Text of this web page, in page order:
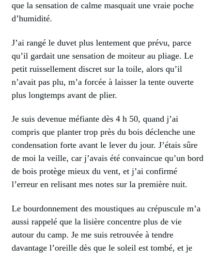
que la sensation de calme masquait une vraie poche
d’humidité.
J’ai rangé le duvet plus lentement que prévu, parce
qu’il gardait une sensation de moiteur au pliage. Le
petit ruissellement discret sur la toile, alors qu’il
n’avait pas plu, m’a forcée à laisser la tente ouverte
plus longtemps avant de plier.
Je suis devenue méfiante dès 4 h 50, quand j’ai
compris que planter trop près du bois déclenche une
condensation forte avant le lever du jour. J’étais sûre
de moi la veille, car j’avais été convaincue qu’un bord
de bois protège mieux du vent, et j’ai confirmé
l’erreur en relisant mes notes sur la première nuit.
Le bourdonnement des moustiques au crépuscule m’a
aussi rappelé que la lisière concentre plus de vie
autour du camp. Je me suis retrouvée à tendre
davantage l’oreille dès que le soleil est tombé, et je